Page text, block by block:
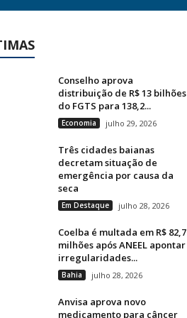
Conselho aprova
distribuição de R$ 13 bilhões
do FGTS para 138,2...
Economia julho 29, 2026
Três cidades baianas
decretam situação de
emergência por causa da
seca
Em Destaque julho 28, 2026
Coelba é multada em R$ 82,7
milhões após ANEEL apontar
irregularidades...
Bahia julho 28, 2026
Anvisa aprova novo
medicamento para câncer